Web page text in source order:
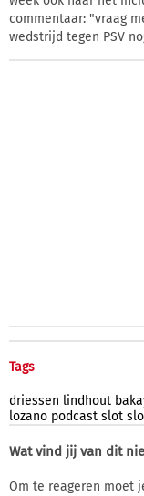
commentaar: "vraag
wedstrijd tegen PSV
Tags
driessen lindhout
lozano podcast slot
Wat vind jij van dit
Om te reageren moet